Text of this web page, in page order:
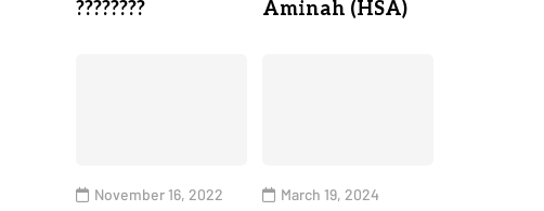
????????
Aminah (HSA)
November 16, 2022 March 19, 2024